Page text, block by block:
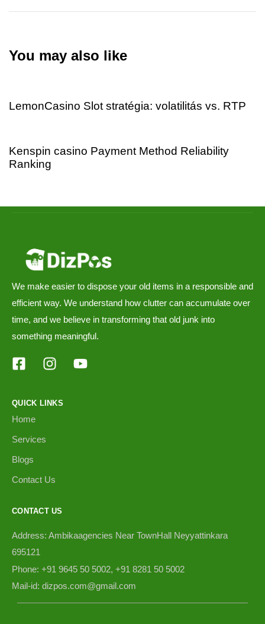
You may also like
LemonCasino Slot stratégia: volatilitás vs. RTP
Kenspin casino Payment Method Reliability
Ranking
We make easier to dispose your old items in a responsible and
efficient way. We understand how clutter can accumulate over
time, and we believe in transforming that old junk into
something meaningful.
QUICK LINKS
Home
Services
Blogs
Contact Us
CONTACT US
Address: Ambikaagencies Near TownHall Neyyattinkara
695121
Phone: +91 9645 50 5002, +91 8281 50 5002
Mail-id: dizpos.com@gmail.com